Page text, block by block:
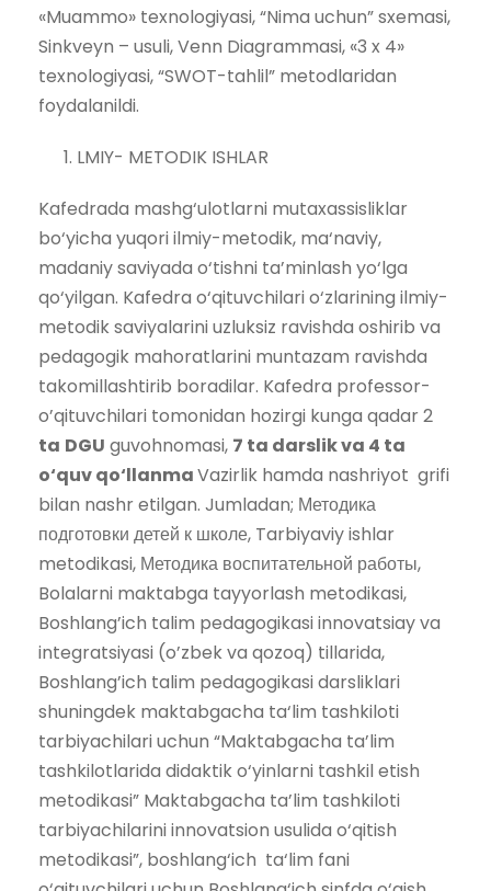
«Muammo» texnologiyasi, “Nima uchun” sxemasi,
Sinkveyn – usuli, Venn Diagrammasi, «3 x 4»
texnologiyasi, “SWOT-tahlil” metodlaridan
foydalanildi.
LMIY- METODIK ISHLAR
Kafedrada mashg‘ulotlarni mutaxassisliklar
bo‘yicha yuqori ilmiy-metodik, ma‘naviy,
madaniy saviyada o‘tishni ta’minlash yo‘lga
qo‘yilgan. Kafedra o‘qituvchilari o‘zlarining ilmiy-
metodik saviyalarini uzluksiz ravishda oshirib va
pedagogik mahoratlarini muntazam ravishda
takomillashtirib boradilar. Kafedra professor-
o’qituvchilari tomonidan hozirgi kunga qadar 2
ta DGU guvohnomasi, 7 ta darslikva 4 ta
o‘quvqo‘llanmaVazirlik hamda nashriyot grifi
bilan nashr etilgan. Jumladan; Методика
подготовки детей к школе, Tarbiyaviy ishlar
metodikasi, Методика воспитательной работы,
Bolalarni maktabga tayyorlash metodikasi,
Boshlang’ich talim pedagogikasi innovatsiay va
integratsiyasi (o’zbek va qozoq) tillarida,
Boshlang’ich talim pedagogikasi darsliklari
shuningdek maktabgacha ta‘lim tashkiloti
tarbiyachilari uchun “Maktabgacha ta’lim
tashkilotlarida didaktik o‘yinlarni tashkil etish
metodikasi” Maktabgacha ta’lim tashkiloti
tarbiyachilarini innovatsion usulida o‘qitish
metodikasi”, boshlang‘ich ta‘lim fani